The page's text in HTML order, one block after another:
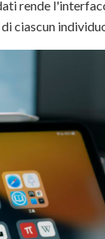
rende
ciascun